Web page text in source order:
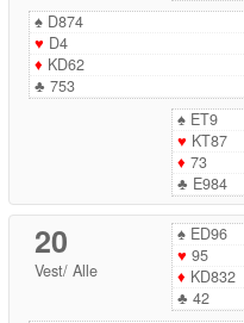
♠D874
♥ D4
♦ KD62
♣ 753
♠ET9
♥ KT87
♦ 73
♣ E984
20
Vest/ Alle
♠ED96
♥ 95
♦ KD832
♣ 42